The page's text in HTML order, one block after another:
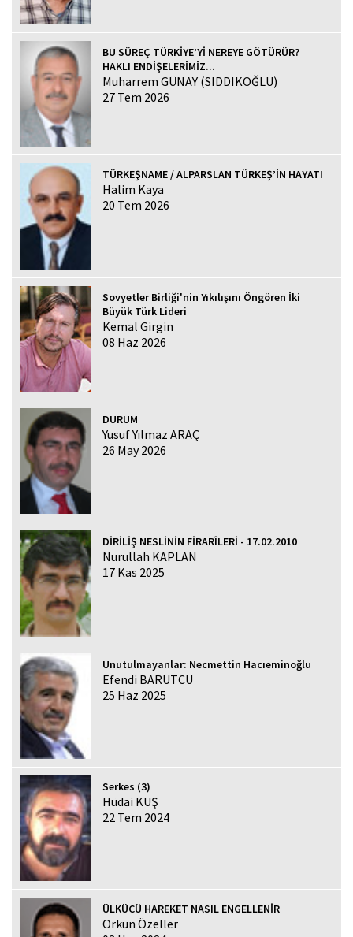
BU SÜREÇ TÜRKİYE’Yİ NEREYE GÖTÜRÜR?
HAKLI ENDİŞELERİMİZ...
Muharrem GÜNAY (SIDDIKOĞLU)
27 Tem 2026
TÜRKEŞNAME / ALPARSLAN TÜRKEŞ’İN HAYATI
Halim Kaya
20 Tem 2026
Sovyetler Birliği'nin Yıkılışını Öngören İki
Büyük Türk Lideri
Kemal Girgin
08 Haz 2026
DURUM
Yusuf Yılmaz ARAÇ
26 May 2026
DİRİLİŞ NESLİNİN FİRARÎLERİ - 17.02.2010
Nurullah KAPLAN
17 Kas 2025
Unutulmayanlar: Necmettin Hacıeminoğlu
Efendi BARUTCU
25 Haz 2025
Serkes (3)
Hüdai KUŞ
22 Tem 2024
ÜLKÜCÜ HAREKET NASIL ENGELLENİR
Orkun Özeller